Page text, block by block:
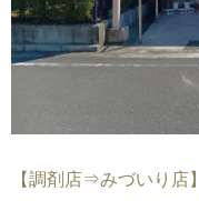
【調剤店⇒みづいり店】